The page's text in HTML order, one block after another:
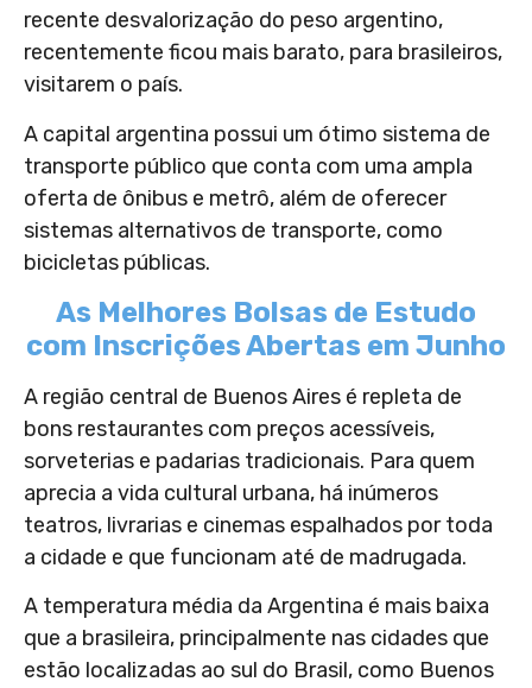
recente desvalorização do peso argentino,
recentemente ficou mais barato, para brasileiros,
visitarem o país.
A capital argentina possui um ótimo sistema de
transporte público que conta com uma ampla
oferta de ônibus e metrô, além de oferecer
sistemas alternativos de transporte, como
bicicletas públicas.
As Melhores Bolsas de Estudo
com Inscrições Abertas em Junho
A região central de Buenos Aires é repleta de
bons restaurantes com preços acessíveis,
sorveterias e padarias tradicionais. Para quem
aprecia a vida cultural urbana, há inúmeros
teatros, livrarias e cinemas espalhados por toda
a cidade e que funcionam até de madrugada.
A temperatura média da Argentina é mais baixa
que a brasileira, principalmente nas cidades que
estão localizadas ao sul do Brasil, como Buenos